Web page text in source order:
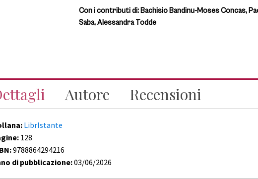
Con i contributi di: Bachisio Bandinu-Moses Concas,
Saba, Alessandra Todde
Autore Recensioni
LibrIstante
128
9788864294216
di pubblicazione:03/06/2026